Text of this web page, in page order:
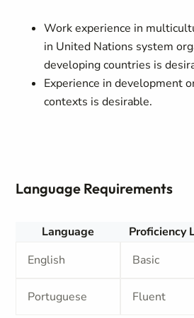
Work experience in
in United Nations system
developing countries is
Experience in development
contexts is desirable.
Language Requirements
Language Proficiency
English
Basic
Portuguese Fluent